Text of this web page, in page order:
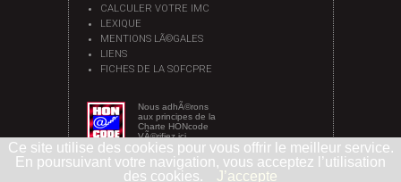
CALCULER VOTRE IMC
LEXIQUE
MENTIONS LÃ©GALES
LIENS
FICHES DE LA SOFCPRE
Nous adhÃ©rons
aux principes de la
Charte HONcode
VÃ©rifiez ici
Ce site utilise des cookies pour vous offrir le meilleur service.
En poursuivant votre navigation, vous acceptez l’utilisation
des cookies.
J’accepte